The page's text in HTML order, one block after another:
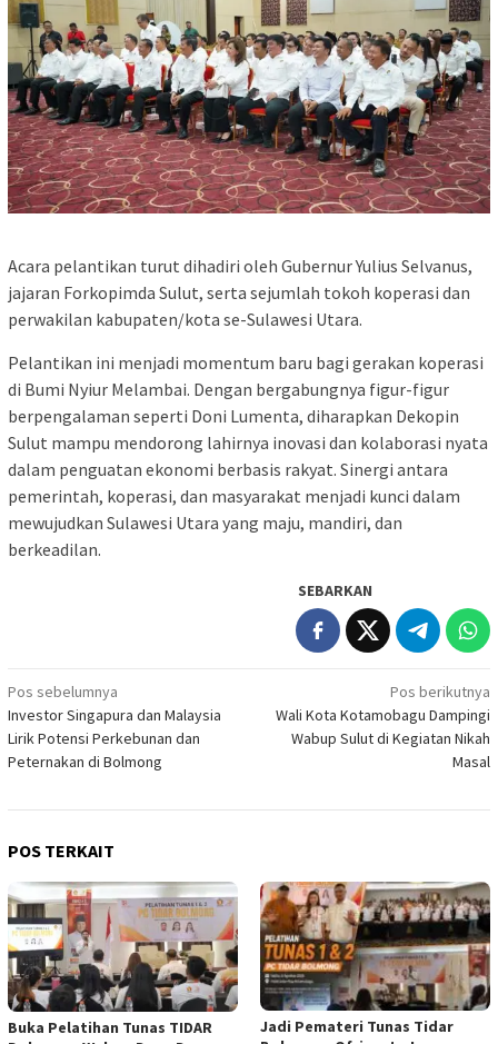
Acara pelantikan turut dihadiri oleh Gubernur Yulius Selvanus,
jajaran Forkopimda Sulut, serta sejumlah tokoh koperasi dan
perwakilan kabupaten/kota se-Sulawesi Utara.
Pelantikan ini menjadi momentum baru bagi gerakan koperasi
di Bumi Nyiur Melambai. Dengan bergabungnya figur-figur
berpengalaman seperti Doni Lumenta, diharapkan Dekopin
Sulut mampu mendorong lahirnya inovasi dan kolaborasi nyata
dalam penguatan ekonomi berbasis rakyat. Sinergi antara
pemerintah, koperasi, dan masyarakat menjadi kunci dalam
mewujudkan Sulawesi Utara yang maju, mandiri, dan
berkeadilan.
SEBARKAN
Navigasi
pos
Pos sebelumnya
Investor Singapura dan Malaysia
Lirik Potensi Perkebunan dan
Peternakan di Bolmong
Pos berikutnya
Wali Kota Kotamobagu Dampingi
Wabup Sulut di Kegiatan Nikah
Masal
POS TERKAIT
Buka Pelatihan Tunas TIDAR
Jadi Pemateri Tunas Tidar